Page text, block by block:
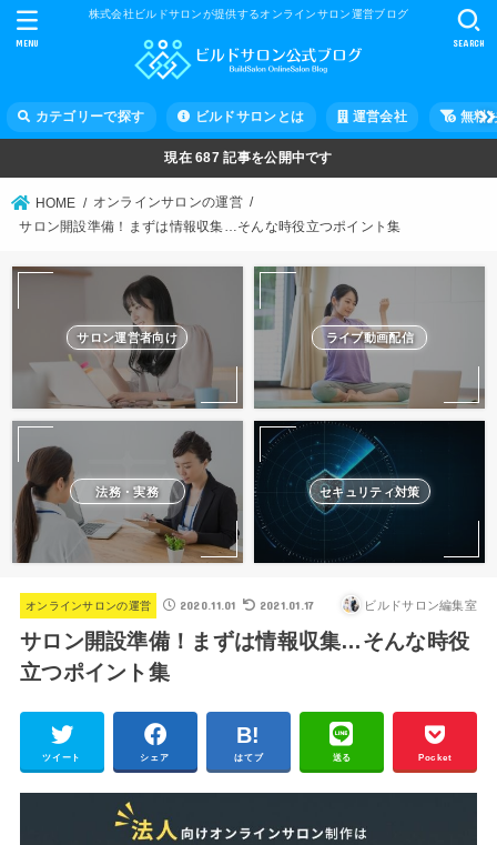
株式会社ビルドサロンが提供するオンラインサロン運営ブログ
カテゴリーで探す ビルドサロンとは 運営会社 無料
SEARCH
MENU
現在687 記事を公開中です
HOME
オンラインサロンの運営
サロン開設準備！まずは情報収集…そんな時役立つポイント集
サロン運営者向け ライブ動画配信
法務・実務 セキュリティ対策
オンラインサロンの運営 2020.11.01 2021.01.17 ビルドサロン編集室
サロン開設準備！まずは情報収集…そんな時役
立つポイント集
ツイート シェア はてブ 送る Pocket